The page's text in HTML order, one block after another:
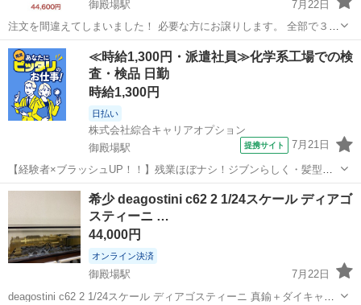
御殿場駅
7月22日
注文を間違えてしまいました！ 必要な方にお譲りします。 全部で３種
類の大きさがあります! それぞれ大きさ違います。 配達可能です！
静岡 御殿場市 御殿場駅 その他
≪時給1,300円・派遣社員≫化学系工場での検
査・検品 日勤
時給1,300円
日払い
株式会社綜合キャリアオプション
御殿場駅
提携サイト 7月21日
【経験者×ブラッシュUP！！】残業ほぼナシ！ジブンらしく・髪型自
由♪ プラスチックパーツの検品&箱詰め！ 【業務内容詳細】 成形の工
程日常生活のさまざまな場面で使われる プラスチック製品(射出成形
品)を製造しています。 ...
静岡 御殿場市
希少 deagostini c62 2 1/24スケール ディアゴ
スティーニ …
44,000円
オンライン決済
御殿場駅
7月22日
deagostini c62 2 1/24スケール ディアゴスティーニ 真鍮＋ダイキャス